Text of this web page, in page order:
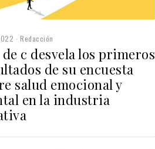
Redacción
c desvela los primeros
de su encuesta
salud emocional y
en la industria